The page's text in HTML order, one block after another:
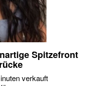
Spitzefront
verkauft